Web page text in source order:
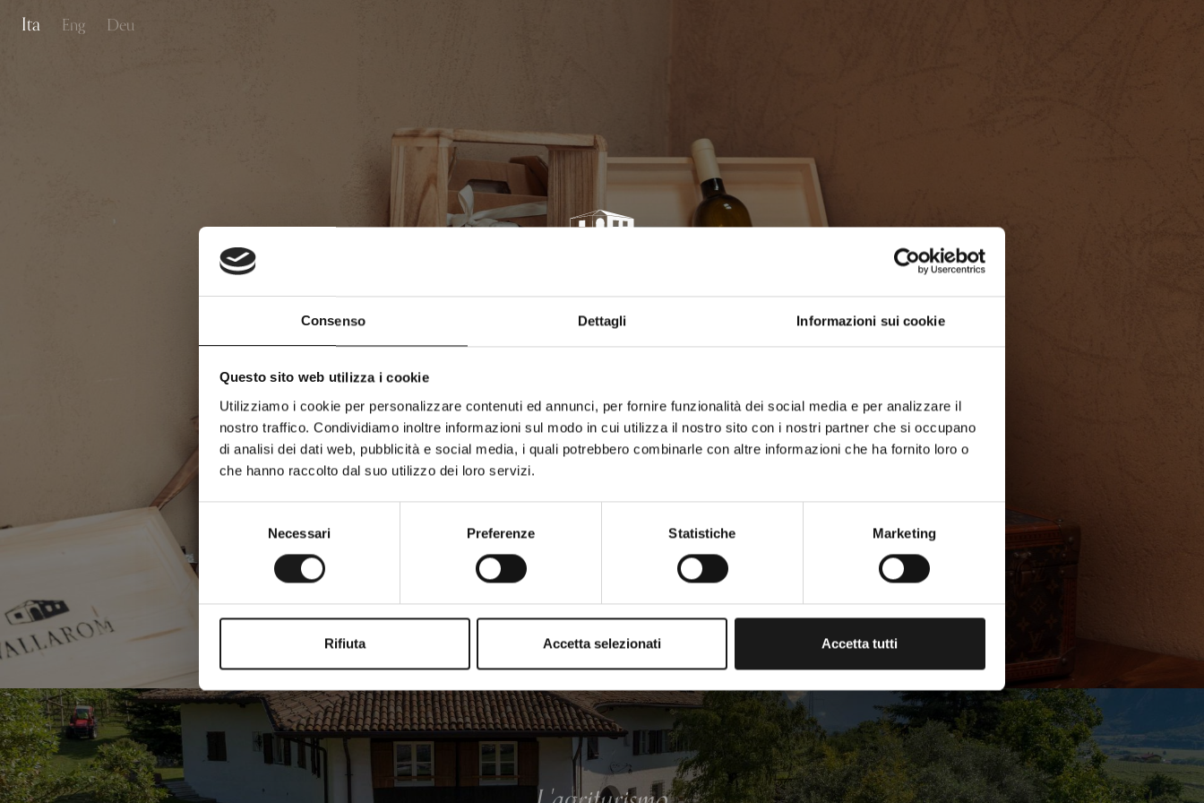
Consenso Dettagli Informazioni sui cookie
Questo sito web utilizza i cookie
Utilizziamo i cookie per personalizzare contenuti ed annunci, per fornire funzionalità dei social media e per analizzare il
nostro traffico. Condividiamo inoltre informazioni sul modo in cui utilizza il nostro sito con i nostri partner che si occupano
di analisi dei dati web, pubblicità e social media, i quali potrebbero combinarle con altre informazioni che ha fornito loro o
che hanno raccolto dal suo utilizzo dei loro servizi.
Necessari Preferenze Statistiche Marketing
Rifiuta Accetta selezionati Accetta tutti
Ita Eng Deu
La Cantina
I nostri vini sono figli solo della terra e della nostra cura,
grazie alla coltivazione biologica senza uso di pesticidi.